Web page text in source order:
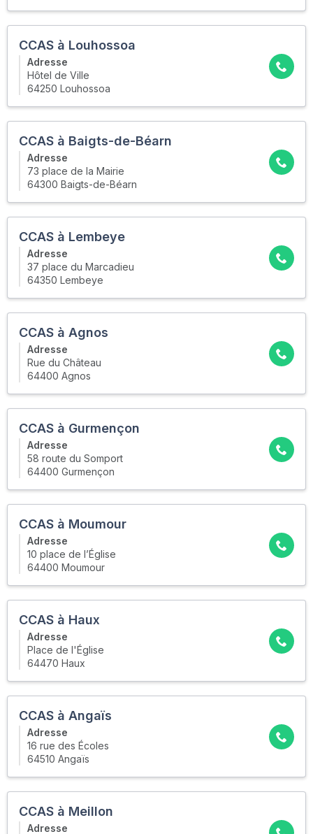
CCAS à Louhossoa
Adresse
Hôtel de Ville
64250 Louhossoa
CCAS à Baigts-de-Béarn
Adresse
73 place de la Mairie
64300 Baigts-de-Béarn
CCAS à Lembeye
Adresse
37 place du Marcadieu
64350 Lembeye
CCAS à Agnos
Adresse
Rue du Château
64400 Agnos
CCAS à Gurmençon
Adresse
58 route du Somport
64400 Gurmençon
CCAS à Moumour
Adresse
10 place de l’Église
64400 Moumour
CCAS à Haux
Adresse
Place de l'Église
64470 Haux
CCAS à Angaïs
Adresse
16 rue des Écoles
64510 Angaïs
CCAS à Meillon
Adresse